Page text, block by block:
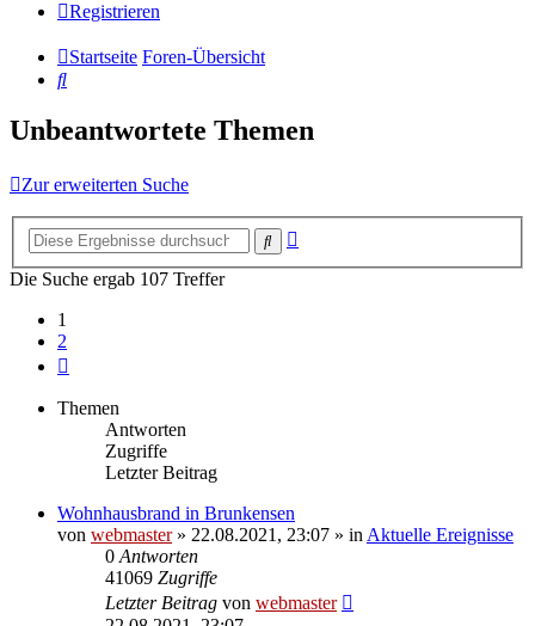
Registrieren
Startseite Foren-Übersicht
Suche
Unbeantwortete Themen
Zur erweiterten Suche
Suche
Die Suche ergab 107 Treffer
1
2
Themen
Antworten
Zugriffe
Letzter Beitrag
Wohnhausbrand in Brunkensen
von webmaster» 22.08.2021, 23:07 » in Aktuelle Ereignisse
0 Antworten
41069 Zugriffe
Letzter Beitrag von webmaster